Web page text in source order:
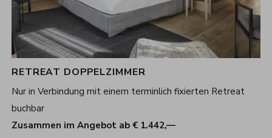
RETREAT DOPPELZIMMER
Nur in Verbindung mit einem terminlich fixierten Retreat
buchbar
Zusammen im Angebot ab € 1.442,—